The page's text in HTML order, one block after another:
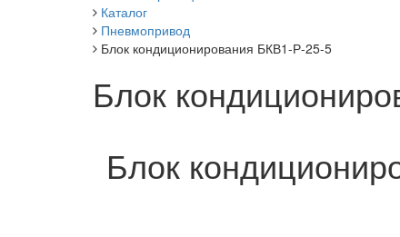
Каталог
Пневмопривод
Блок кондиционирования БКВ1-Р-25-5
Блок
Блок